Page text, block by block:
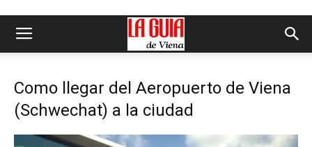
Como llegar del Aeropuerto de Viena
(Schwechat) a la ciudad